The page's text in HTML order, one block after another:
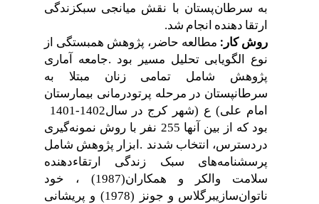
به سرطانپستان با نقش میانجی سبکزندگی
ارتقادهندهانجامشد.
روش کار: مطالعه حاضر، پژوهش همبستگی از
نوع الگویابی تحلیل مسیر بود. جامعه آماری
پژوهش
شامل تمامی زنان مبتلا
به
سرطانپستان در مرحله پرتودرمانی بیمارستان
امام علی(ع ) شهر کرج در سال1401-1402
بود که از بین آنها255نفر روش نمونهگیری
دردسترس، انتخاب شدند. ابزار پژوهش شامل
پرسشنامههای سبک زندگی
ارتقاءدهنده
سلامت
والکر همکاران(1987)
خود
ناتوانسازی برگلاس و جونز(1978)و پریشانی